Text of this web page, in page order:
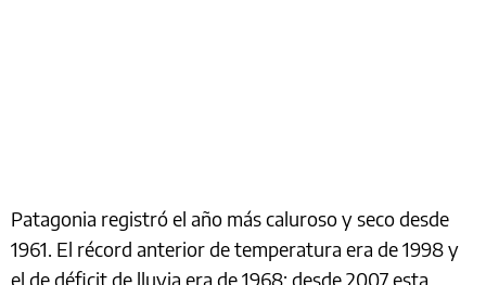
Patagonia registró el año más caluroso y seco desde
1961. El récord anterior de temperatura era de 1998 y
el de déficit de lluvia era de 1968; desde 2007 esta